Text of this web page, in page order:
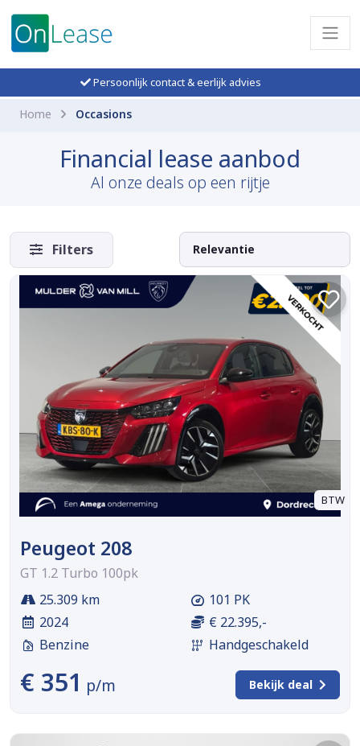
Persoonlijk contact & eerlijk advies
Home Occasions
Financial lease aanbod
Al onze deals op een rijtje
Filters
BTW
Peugeot 208
GT 1.2 Turbo 100pk
25.309 km
2024
Benzine
101 PK
€ 22.395,-
Handgeschakeld
€ 351 p/m Bekijk deal